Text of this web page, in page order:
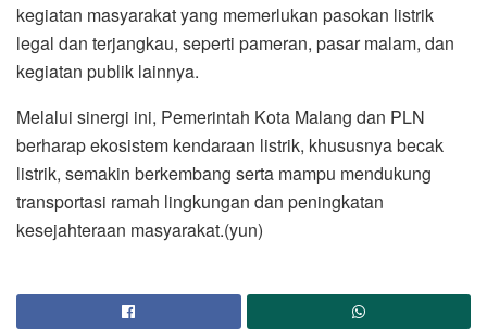
kegiatan masyarakat yang memerlukan pasokan listrik
legal dan terjangkau, seperti pameran, pasar malam, dan
kegiatan publik lainnya.
Melalui sinergi ini, Pemerintah Kota Malang dan PLN
berharap ekosistem kendaraan listrik, khususnya becak
listrik, semakin berkembang serta mampu mendukung
transportasi ramah lingkungan dan peningkatan
kesejahteraan masyarakat.(yun)